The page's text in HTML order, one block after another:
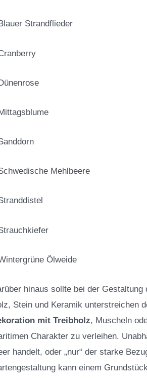
Strandflieder
Mehlbeere
Ölweide
hinaus sollte bei der
Stein und Keramik unterstreichen
mit Treibholz, Muscheln
Charakter zu verleihen.
handelt, oder „nur“ der starke
kann einem